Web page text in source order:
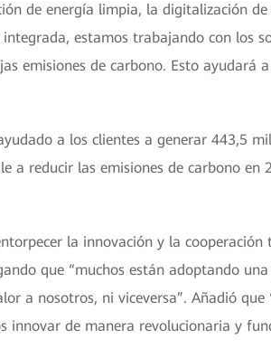
de energía limpia, la digitalización
estamos trabajando con los
emisiones de carbono. Esto ayudará
a los clientes a generar 443,5
a reducir las emisiones de carbono
la innovación y la cooperación
que “muchos están adoptando
a nosotros, ni viceversa”. Añadió
innovar de manera revolucionaria y